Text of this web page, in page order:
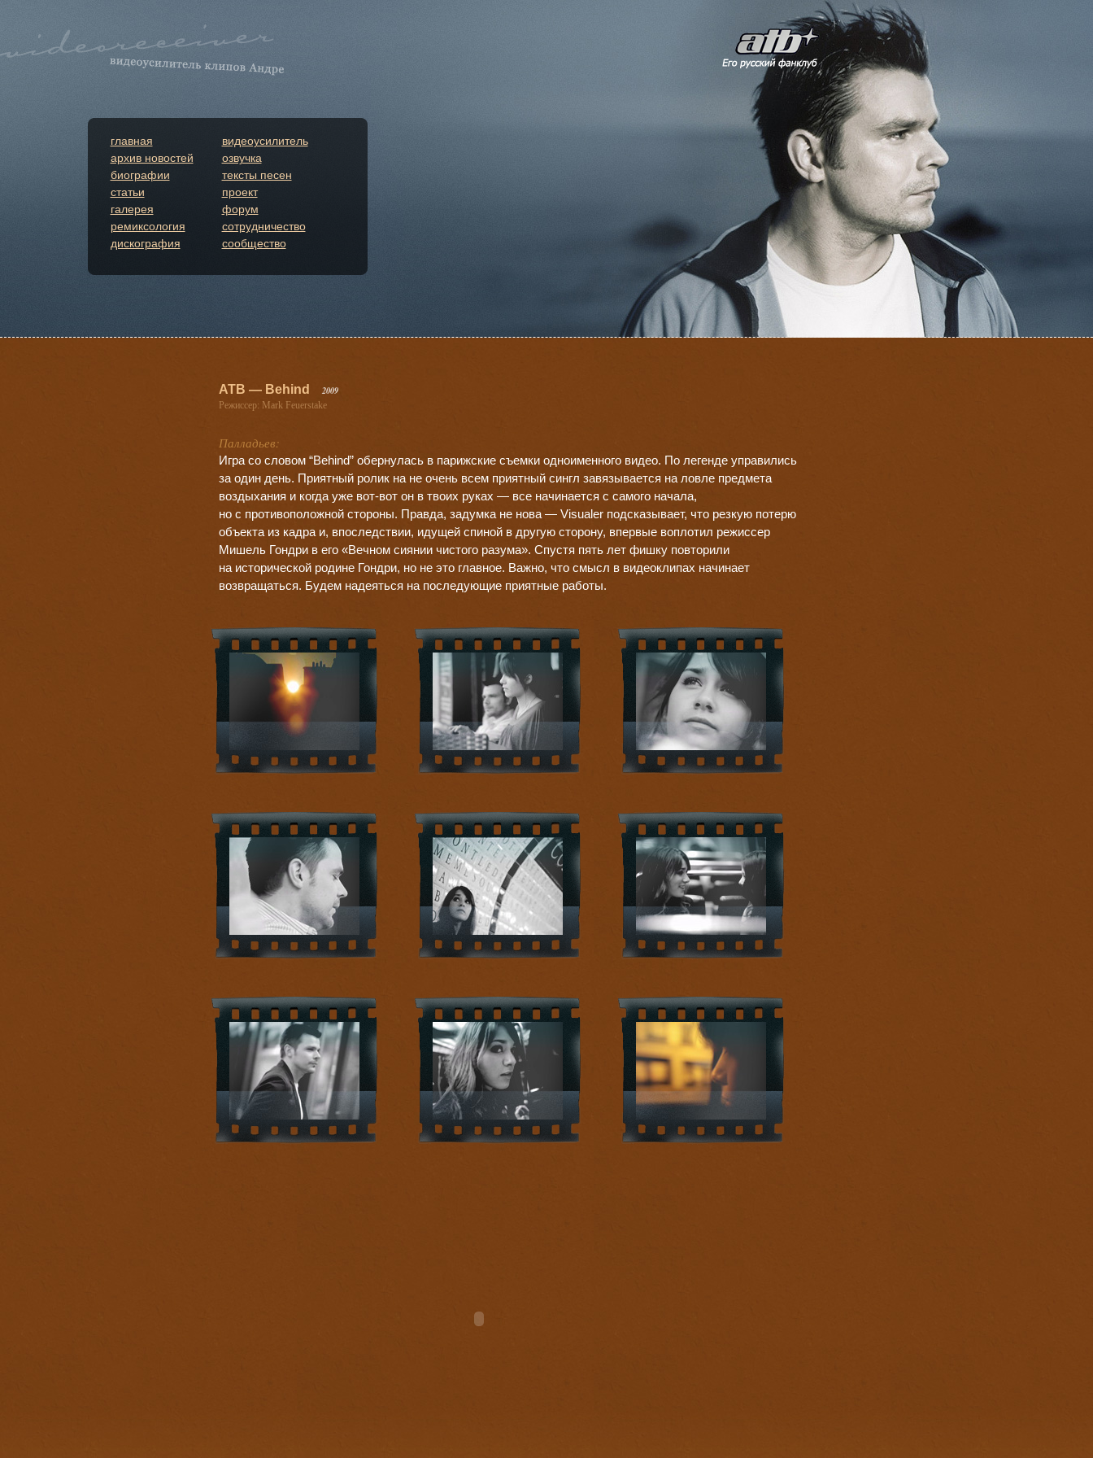
главная
архив новостей
биографии
статьи
галерея
ремиксология
дискография
видеоусилитель
озвучка
тексты песен
проект
форум
сотрудничество
сообщество
ATB — Behind 2009
Режиссер: Mark Feuerstake
Палладьев:
Игра со словом “Behind” обернулась в парижские съемки одноименного видео. По легенде управились
за один день. Приятный ролик на не очень всем приятный сингл завязывается на ловле предмета
воздыхания и когда уже вот-вот он в твоих руках — все начинается с самого начала,
но с противоположной стороны. Правда, задумка не нова — Visualer подсказывает, что резкую потерю
объекта из кадра и, впоследствии, идущей спиной в другую сторону, впервые воплотил режиссер
Мишель Гондри в его «Вечном сиянии чистого разума». Спустя пять лет фишку повторили
на исторической родине Гондри, но не это главное. Важно, что смысл в видеоклипах начинает
возвращаться. Будем надеяться на последующие приятные работы.